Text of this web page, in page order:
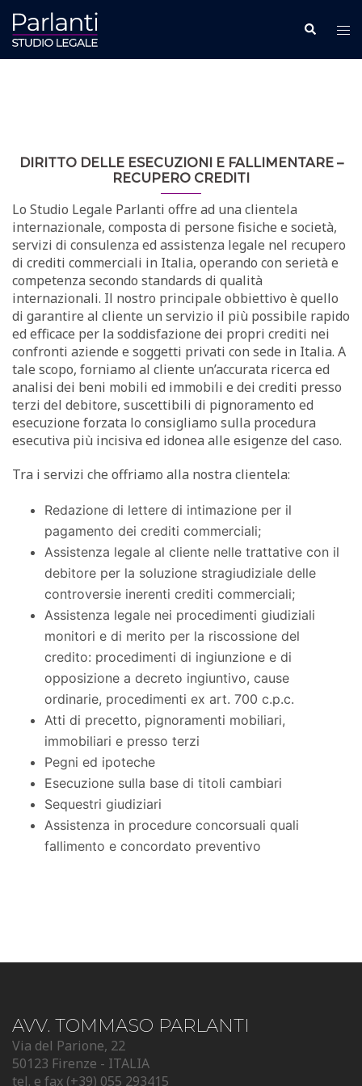
Vai
contenuto
Cerca
DIRITTO DELLE ESECUZIONI E FALLIMENTARE –
RECUPERO CREDITI
Lo Studio Legale Parlanti offre ad una clientela
internazionale, composta di persone fisiche e società,
servizi di consulenza ed assistenza legale nel recupero
di crediti commerciali in Italia, operando con serietà e
competenza secondo standards di qualità
internazionali. Il nostro principale obbiettivo è quello
di garantire al cliente un servizio il più possibile rapido
ed efficace per la soddisfazione dei propri crediti nei
confronti aziende e soggetti privati con sede in Italia. A
tale scopo, forniamo al cliente un’accurata ricerca ed
analisi dei beni mobili ed immobili e dei crediti presso
terzi del debitore, suscettibili di pignoramento ed
esecuzione forzata lo consigliamo sulla procedura
esecutiva più incisiva ed idonea alle esigenze del caso.
Tra i servizi che offriamo alla nostra clientela:
Redazione di lettere di intimazione per il
pagamento dei crediti commerciali;
Assistenza legale al cliente nelle trattative con il
debitore per la soluzione stragiudiziale delle
controversie inerenti crediti commerciali;
Assistenza legale nei procedimenti giudiziali
monitori e di merito per la riscossione del
credito: procedimenti di ingiunzione e di
opposizione a decreto ingiuntivo, cause
ordinarie, procedimenti ex art. 700 c.p.c.
Atti di precetto, pignoramenti mobiliari,
immobiliari e presso terzi
Pegni ed ipoteche
Esecuzione sulla base di titoli cambiari
Sequestri giudiziari
Assistenza in procedure concorsuali quali
fallimento e concordato preventivo
AVV. TOMMASO PARLANTI
Via del Parione, 22
50123 Firenze - ITALIA
tel. e fax (+39) 055 293415